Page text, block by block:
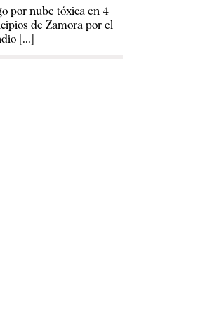
por nube tóxica en 4
de Zamora por el
[...]